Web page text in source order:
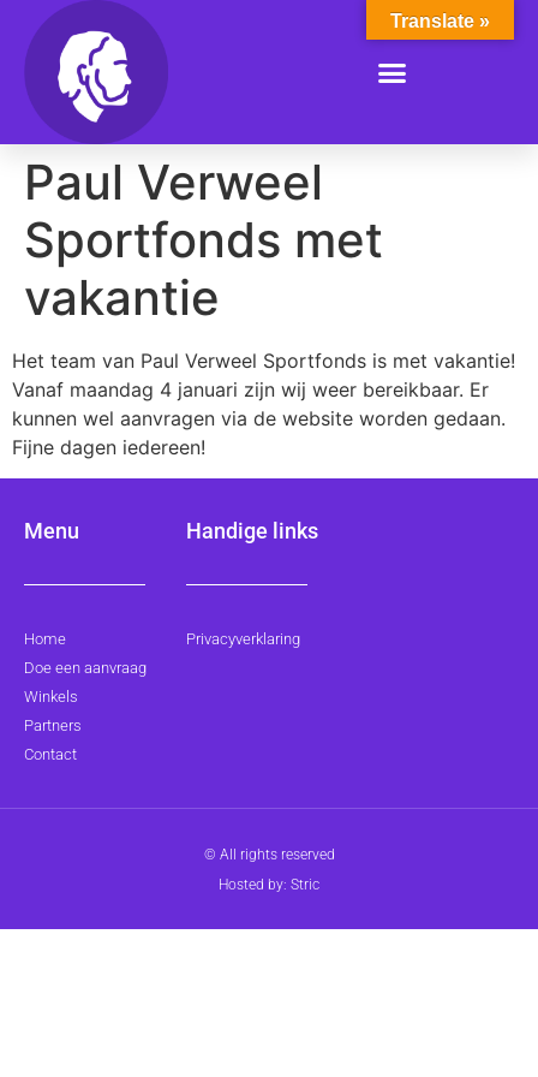
Paul Verweel
Sportfonds met
vakantie
Het team van Paul Verweel Sportfonds is met vakantie!
Vanaf maandag 4 januari zijn wij weer bereikbaar. Er
kunnen wel aanvragen via de website worden gedaan.
Fijne dagen iedereen!
Menu
Home
Doe een aanvraag
Winkels
Partners
Contact
Handige links
Privacyverklaring
© All rights reserved
Hosted by: Stric
Translate »